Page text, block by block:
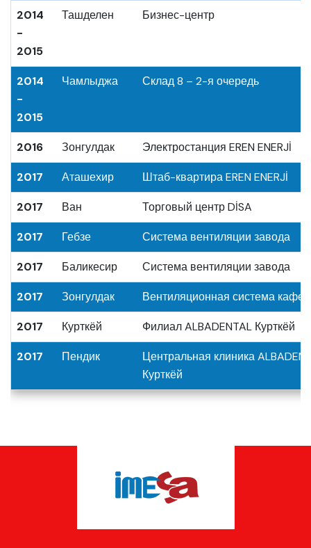
2014
-
2015
Ташделен Бизнес-центр
2014
-
2015
Чамлыджа Склад 8 – 2-я очередь
2016 Зонгулдак Электростанция EREN ENERJİ
2017 Аташехир Штаб-квартира EREN ENERJİ
2017 Ван Торговый центр DİSA
2017 Гебзе Система вентиляции завода
2017 Баликесир Система вентиляции завода
2017 Зонгулдак Вентиляционная система кафе
2017 Курткёй Филиал ALBADENTAL Курткёй
2017 Пендик
Центральная клиника
Курткёй